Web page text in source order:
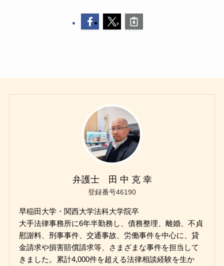
弁護士 田 中 克 幸
登録番号46190
早稲田大学・関西大学法科大学院卒
大手法律事務所に6年半勤務し、債務整理、離婚、不貞
慰謝料、刑事事件、交通事故、労働事件を中心に、貸
金請求や損害賠償請求等、さまざまな事件を担当して
きました。累計4,000件を超える法律相談経験を生か